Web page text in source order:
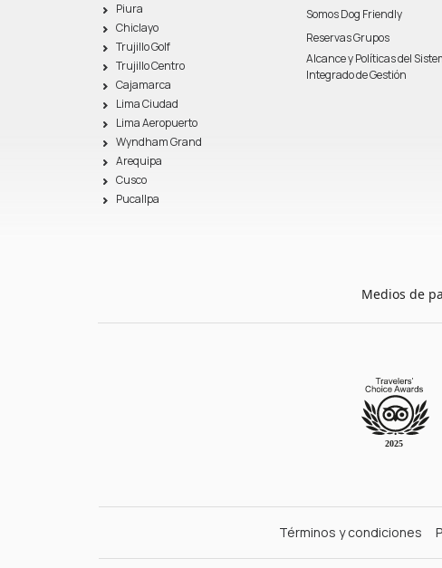
Piura
Chiclayo
Trujillo Golf
Trujillo Centro
Cajamarca
Lima Ciudad
Lima Aeropuerto
Wyndham Grand
Arequipa
Cusco
Pucallpa
Somos Dog Friendly
Reservas Grupos
Alcance y Políticas del
Integrado de Gestión
Medios de
Términos y condiciones